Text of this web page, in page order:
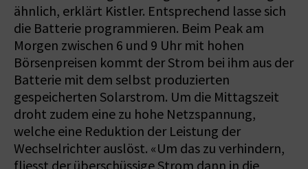
ähnlich, erklärt Kistler. Entsprechend lasse sich
die Batterie programmieren. Beim Peak am
Morgen zwischen 6 und 9 Uhr mit hohen
Börsenpreisen kommt der Strom bei ihm aus der
Batterie mit dem selbst produzierten
gespeicherten Solarstrom. Um die Mittagszeit
droht zudem eine zu hohe Netzspannung,
welche eine Reduktion der Leistung der
Wechselrichter auslöst. «Um das zu verhindern,